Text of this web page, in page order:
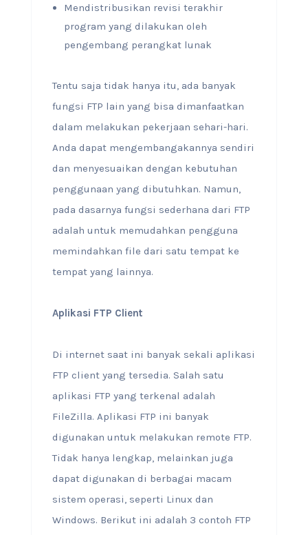
Mendistribusikan revisi terakhir
program yang dilakukan oleh
pengembang perangkat lunak
Tentu saja tidak hanya itu, ada banyak
fungsi FTP lain yang bisa dimanfaatkan
dalam melakukan pekerjaan sehari-hari.
Anda dapat mengembangakannya sendiri
dan menyesuaikan dengan kebutuhan
penggunaan yang dibutuhkan. Namun,
pada dasarnya fungsi sederhana dari FTP
adalah untuk memudahkan pengguna
memindahkan file dari satu tempat ke
tempat yang lainnya.
Aplikasi FTP Client
Di internet saat ini banyak sekali aplikasi
FTP client yang tersedia. Salah satu
aplikasi FTP yang terkenal adalah
FileZilla. Aplikasi FTP ini banyak
digunakan untuk melakukan remote FTP.
Tidak hanya lengkap, melainkan juga
dapat digunakan di berbagai macam
sistem operasi, seperti Linux dan
Windows. Berikut ini adalah 3 contoh FTP